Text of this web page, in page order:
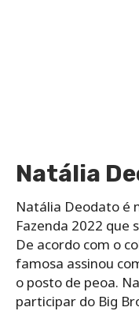
Natália
Natália Deodato é
Fazenda 2022 que
De acordo com o
famosa assinou
o posto de peoa.
participar do Big